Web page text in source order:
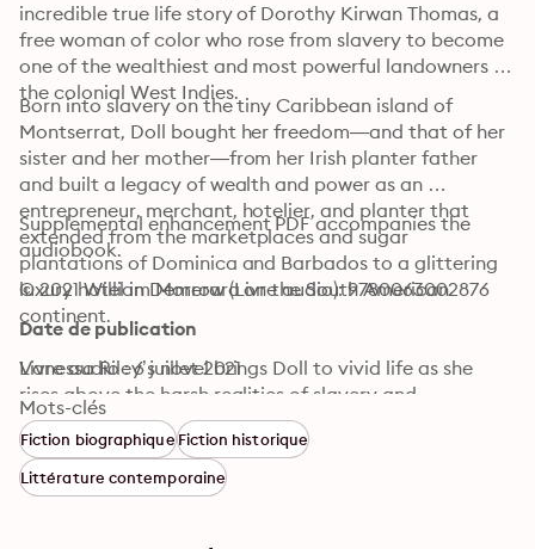
incredible true life story of Dorothy Kirwan Thomas, a
free woman of color who rose from slavery to become
one of the wealthiest and most powerful landowners in
Born into slavery on the tiny Caribbean island of
Montserrat, Doll bought her freedom—and that of her
sister and her mother—from her Irish planter father
and built a legacy of wealth and power as an
entrepreneur, merchant, hotelier, and planter that
extended from the marketplaces and sugar
plantations of Dominica and Barbados to a glittering
luxury hotel in Demerara on the South American
continent.
Vanessa Riley’s novel brings Doll to vivid life as she
rises above the harsh realities of slavery and
colonialism by working the system and leveraging the
competing attentions of the men in her life: a restless
shipping merchant, Joseph Thomas; a wealthy planter
hiding a secret, John Coseveldt Cells; and a roguish
Supplemental enhancement PDF accompanies the
audiobook.
© 2021 William Morrow (Livre audio): 9780063002876
Date de publication
Livre audio : 6 juillet 2021
Mots-clés
Fiction biographiqueFiction historique
Littérature contemporaine